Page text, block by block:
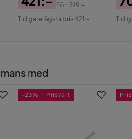
Pris
Original
Förr749:-
Tidigare lägsta pris 421:-
med
-23% Prisvärt